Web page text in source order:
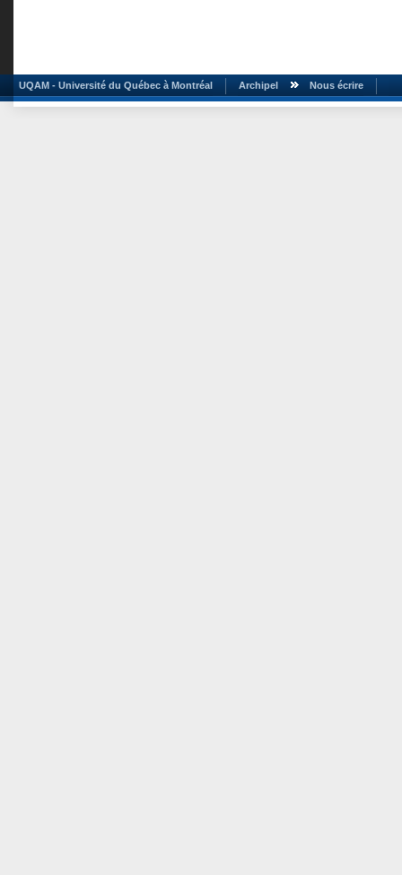
UQAM - Université du Québec à Montréal Archipel Nous écrire